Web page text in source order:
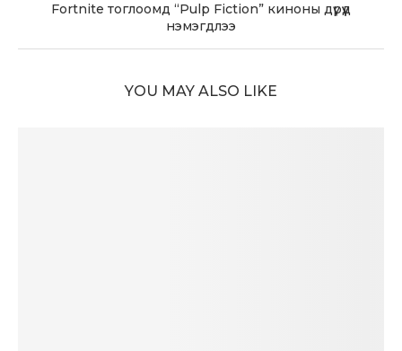
Fortnite тоглоомд “Pulp Fiction” киноны дүрүүд
нэмэгдлээ
YOU MAY ALSO LIKE